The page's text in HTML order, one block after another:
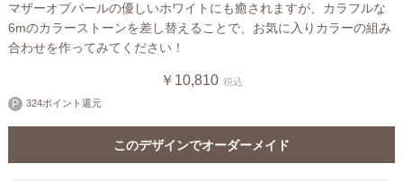
マザーオブパールの優しいホワイトにも癒されますが、カラフルな
6mのカラーストーンを差し替えることで、お気に入りカラーの組み
合わせを作ってみてください！
￥10,810 税込
324ポイント還元
このデザインでオーダーメイド